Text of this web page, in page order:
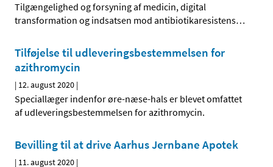
Tilgængelighed og forsyning af medicin, digital
transformation og indsatsen mod antibiotikaresistens…
Tilføjelse til udleveringsbestemmelsen for
azithromycin
| 12. august 2020 |
Speciallæger indenfor øre-næse-hals er blevet omfattet
af udleveringsbestemmelsen for azithromycin.
Bevilling til at drive Aarhus Jernbane Apotek
| 11. august 2020 |